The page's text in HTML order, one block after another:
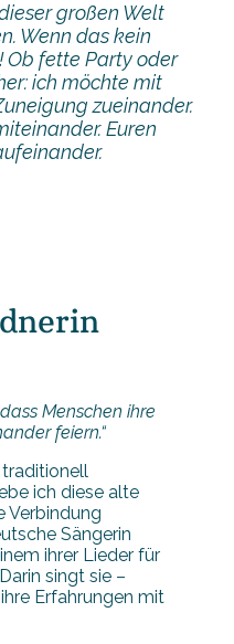
großen Welt
Wenn das kein
Ob fette Party oder
ich möchte mit
zueinander.
Euren
Menschen ihre
feiern.“
ich diese alte
Verbindung
Sängerin
ihrer Lieder für
singt sie –
Erfahrungen mit